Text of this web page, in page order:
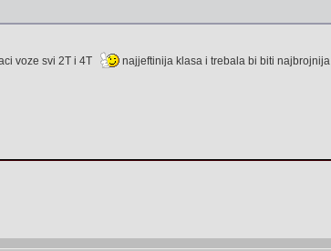
voze svi 2T i 4T najjeftinija klasa i trebala bi biti najbrojnija